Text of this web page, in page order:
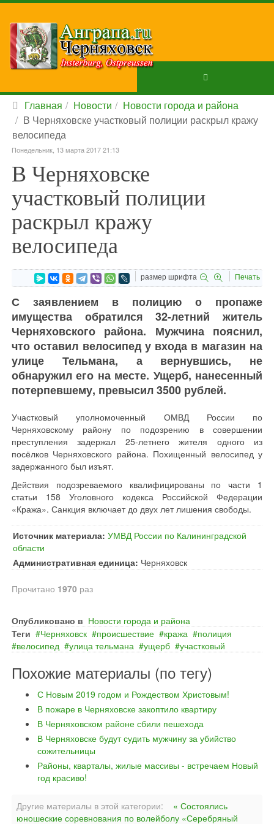
Главная Новости
Новости города и района
В Черняховске участковый полиции раскрыл кражу
велосипеда
Понедельник, 13 марта 2017 21:13
В Черняховске
участковый полиции
раскрыл кражу
велосипеда
размер шрифта Печать
С заявлением в полицию о пропаже
имущества обратился 32-летний житель
Черняховского района. Мужчина пояснил,
что оставил велосипед у входа в магазин на
улице Тельмана, а вернувшись, не
обнаружил его на месте. Ущерб, нанесенный
потерпевшему, превысил 3500 рублей.
Участковый уполномоченный ОМВД России по
Черняховскому району по подозрению в совершении
преступления задержал 25-летнего жителя одного из
посёлков Черняховского района. Похищенный велосипед у
задержанного был изъят.
Действия подозреваемого квалифицированы по части 1
статьи 158 Уголовного кодекса Российской Федерации
«Кража». Санкция включает до двух лет лишения свободы.
Источник материала: УМВД России по Калининградской
области
Административная единица: Черняховск
Прочитано 1970 раз
Опубликовано в Новости города и района
Теги
Черняховск происшествие кража
полиция
велосипед
улица тельмана ущерб участковый
Похожие материалы (по тегу)
С Новым 2019 годом и Рождеством Христовым!
В пожаре в Черняховске закоптило квартиру
В Черняховском районе сбили пешехода
В Черняховске будут судить мужчину за убийство
сожительницы
Районы, кварталы, жилые массивы - встречаем Новый
год красиво!
Другие материалы в этой категории:
« Состоялись
юношеские соревнования по волейболу «Серебряный